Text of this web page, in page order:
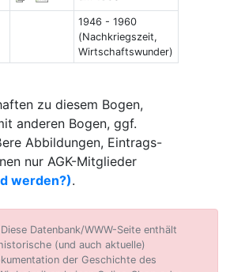
1946 - 1960
(Nachkriegszeit,
Wirtschaftswunder)
zu diesem Bogen,
anderen Bogen, ggf.
Abbildungen, Eintrags-
nur AGK-Mitglieder
werden?).
Diese Datenbank/WWW-Seite enthält
(und auch aktuelle)
der Geschichte des